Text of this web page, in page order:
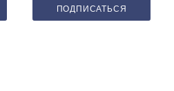
ПОДПИСАТЬСЯ